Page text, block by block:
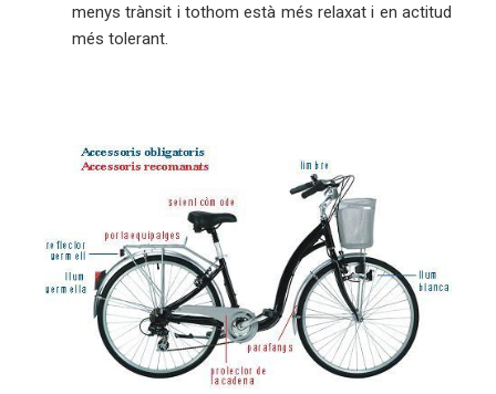
menys trànsit i tothom està més relaxat i en actitud
més tolerant.